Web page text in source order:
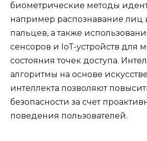
биометрические методы
например распознавание лиц
пальцев, а также
сенсоров и IoT-устройств для
состояния точек доступа.
алгоритмы на основе
интеллекта позволяют
безопасности за счет
поведения пользователей.